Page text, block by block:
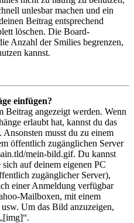
unlesbar machen und ein
Beitrag entsprechend
löschen. Die Board-
Anzahl der Smilies begrenzen,
kannst.
einfügen?
Beitrag angezeigt werden. Wenn
erlaubt hat, kannst du das
musst du zu einem
öffentlich zugänglichen Server
mein-bild.gif. Du kannst
auf deinem eigenen PC
zugänglicher Server),
einer Anmeldung verfügbar
Mailboxen, mit einem
Um das Bild anzuzeigen,